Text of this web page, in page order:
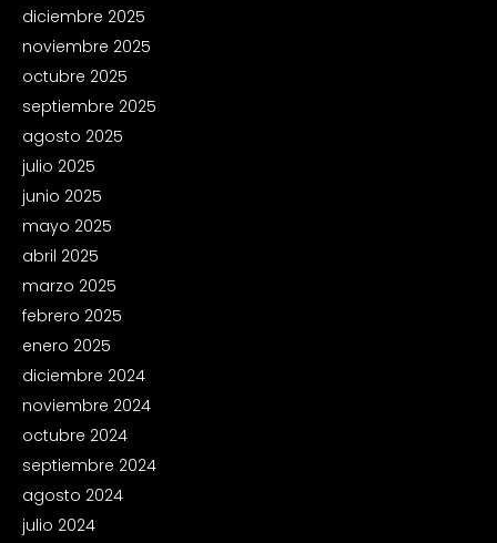
diciembre 2025
noviembre 2025
octubre 2025
septiembre 2025
agosto 2025
julio 2025
junio 2025
mayo 2025
abril 2025
marzo 2025
febrero 2025
enero 2025
diciembre 2024
noviembre 2024
octubre 2024
septiembre 2024
agosto 2024
julio 2024